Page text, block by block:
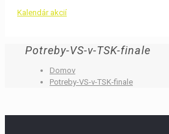
Kalendár akcií
Potreby-VS-v-TSK-finale
Domov
Potreby-VS-v-TSK-finale